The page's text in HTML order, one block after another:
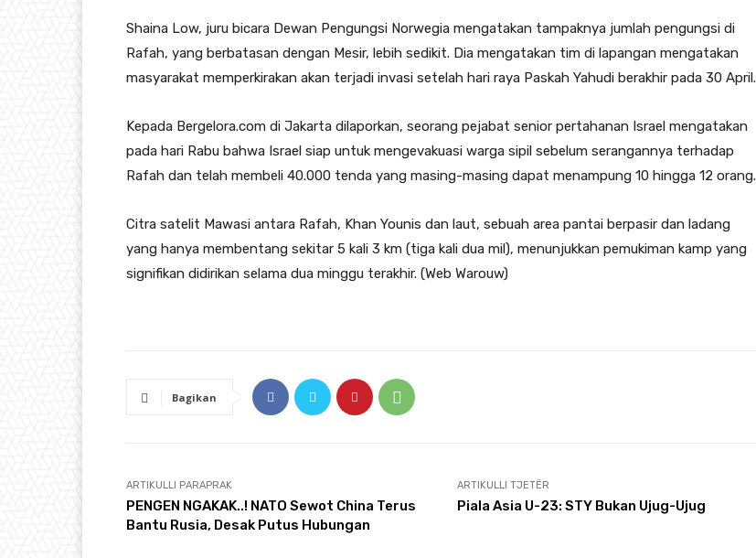
Shaina Low, juru bicara Dewan Pengungsi Norwegia mengatakan tampaknya jumlah pengungsi di
Rafah, yang berbatasan dengan Mesir, lebih sedikit. Dia mengatakan tim di lapangan mengatakan
masyarakat memperkirakan akan terjadi invasi setelah hari raya Paskah Yahudi berakhir pada 30 April.
Kepada Bergelora.com di Jakarta dilaporkan, seorang pejabat senior pertahanan Israel mengatakan
pada hari Rabu bahwa Israel siap untuk mengevakuasi warga sipil sebelum serangannya terhadap
Rafah dan telah membeli 40.000 tenda yang masing-masing dapat menampung 10 hingga 12 orang.
Citra satelit Mawasi antara Rafah, Khan Younis dan laut, sebuah area pantai berpasir dan ladang
yang hanya membentang sekitar 5 kali 3 km (tiga kali dua mil), menunjukkan pemukiman kamp yang
signifikan didirikan selama dua minggu terakhir. (Web Warouw)
Bagikan
ARTIKULLI PARAPRAK
PENGEN NGAKAK..! NATO Sewot China Terus
Bantu Rusia, Desak Putus Hubungan
ARTIKULLI TJETËR
Piala Asia U-23: STY Bukan Ujug-Ujug